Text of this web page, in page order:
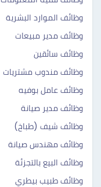
وظائف الموارد البشرية
وظائف مدير مبيعات
وظائف سائقين
وظائف مندوب مشتريات
وظائف عامل بوفيه
وظائف مدير صيانة
وظائف شيف (طباخ)
وظائف مهندس صيانة
وظائف البيع بالتجزئة
وظائف طبيب بيطري